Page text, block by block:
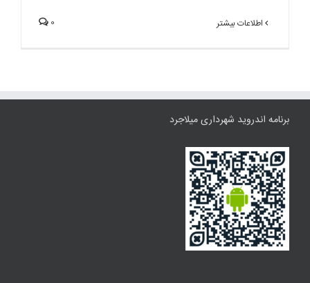
اطلاعات بیشتر 0
برنامه اندروید شهرداری میلاجرد